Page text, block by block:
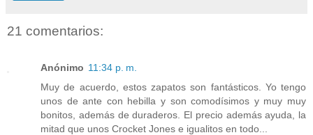
21 comentarios:
Anónimo 11:34 p. m.
Muy de acuerdo, estos zapatos son fantásticos. Yo tengo
unos de ante con hebilla y son comodísimos y muy muy
bonitos, además de duraderos. El precio además ayuda, la
mitad que unos Crocket Jones e igualitos en todo...